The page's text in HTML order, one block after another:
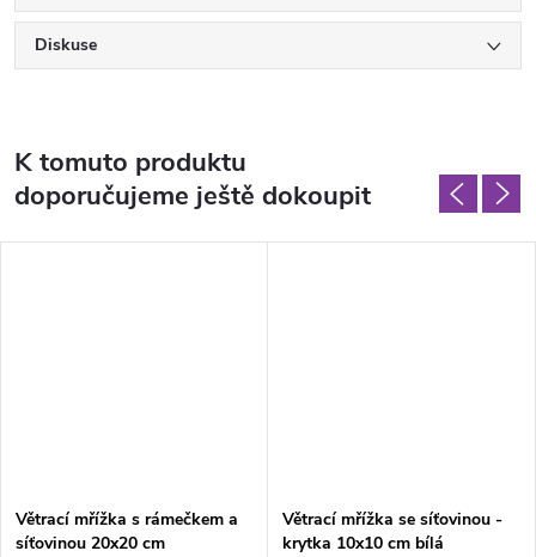
Diskuse
K tomuto produktu
doporučujeme ještě dokoupit
Větrací mřížka s rámečkem a
síťovinou 20x20 cm
Větrací mřížka se síťovinou -
krytka 10x10 cm bílá